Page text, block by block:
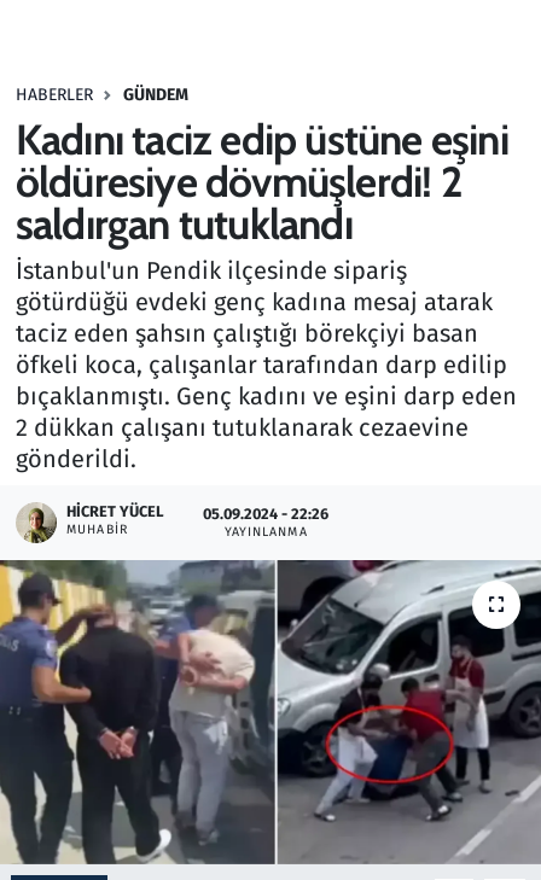
HABERLER GÜNDEM
Kadını taciz edip üstüne eşini
öldüresiye dövmüşlerdi! 2
saldırgan tutuklandı
İstanbul'un Pendik ilçesinde sipariş
götürdüğü evdeki genç kadına mesaj atarak
taciz eden şahsın çalıştığı börekçiyi basan
öfkeli koca, çalışanlar tarafından darp edilip
bıçaklanmıştı. Genç kadını ve eşini darp eden
2 dükkan çalışanı tutuklanarak cezaevine
gönderildi.
HICRET YÜCEL
MUHABIR
05.09.2024 - 22:26
YAYINLANMA
Haber
Kültür Sanat
Kurumsal Haberler
Lezzet Durağı
Memur ve Kamu
Otomobil
Oyun
Ramazan
Resmi İlanlar
Rüya Tabirleri
Sağlık
Savunma Sanayi
Seçim 2023